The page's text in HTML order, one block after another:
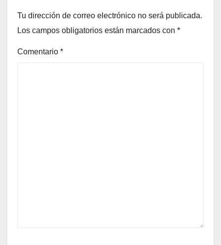
Tu dirección de correo electrónico no será publicada.
Los campos obligatorios están marcados con *
Comentario *